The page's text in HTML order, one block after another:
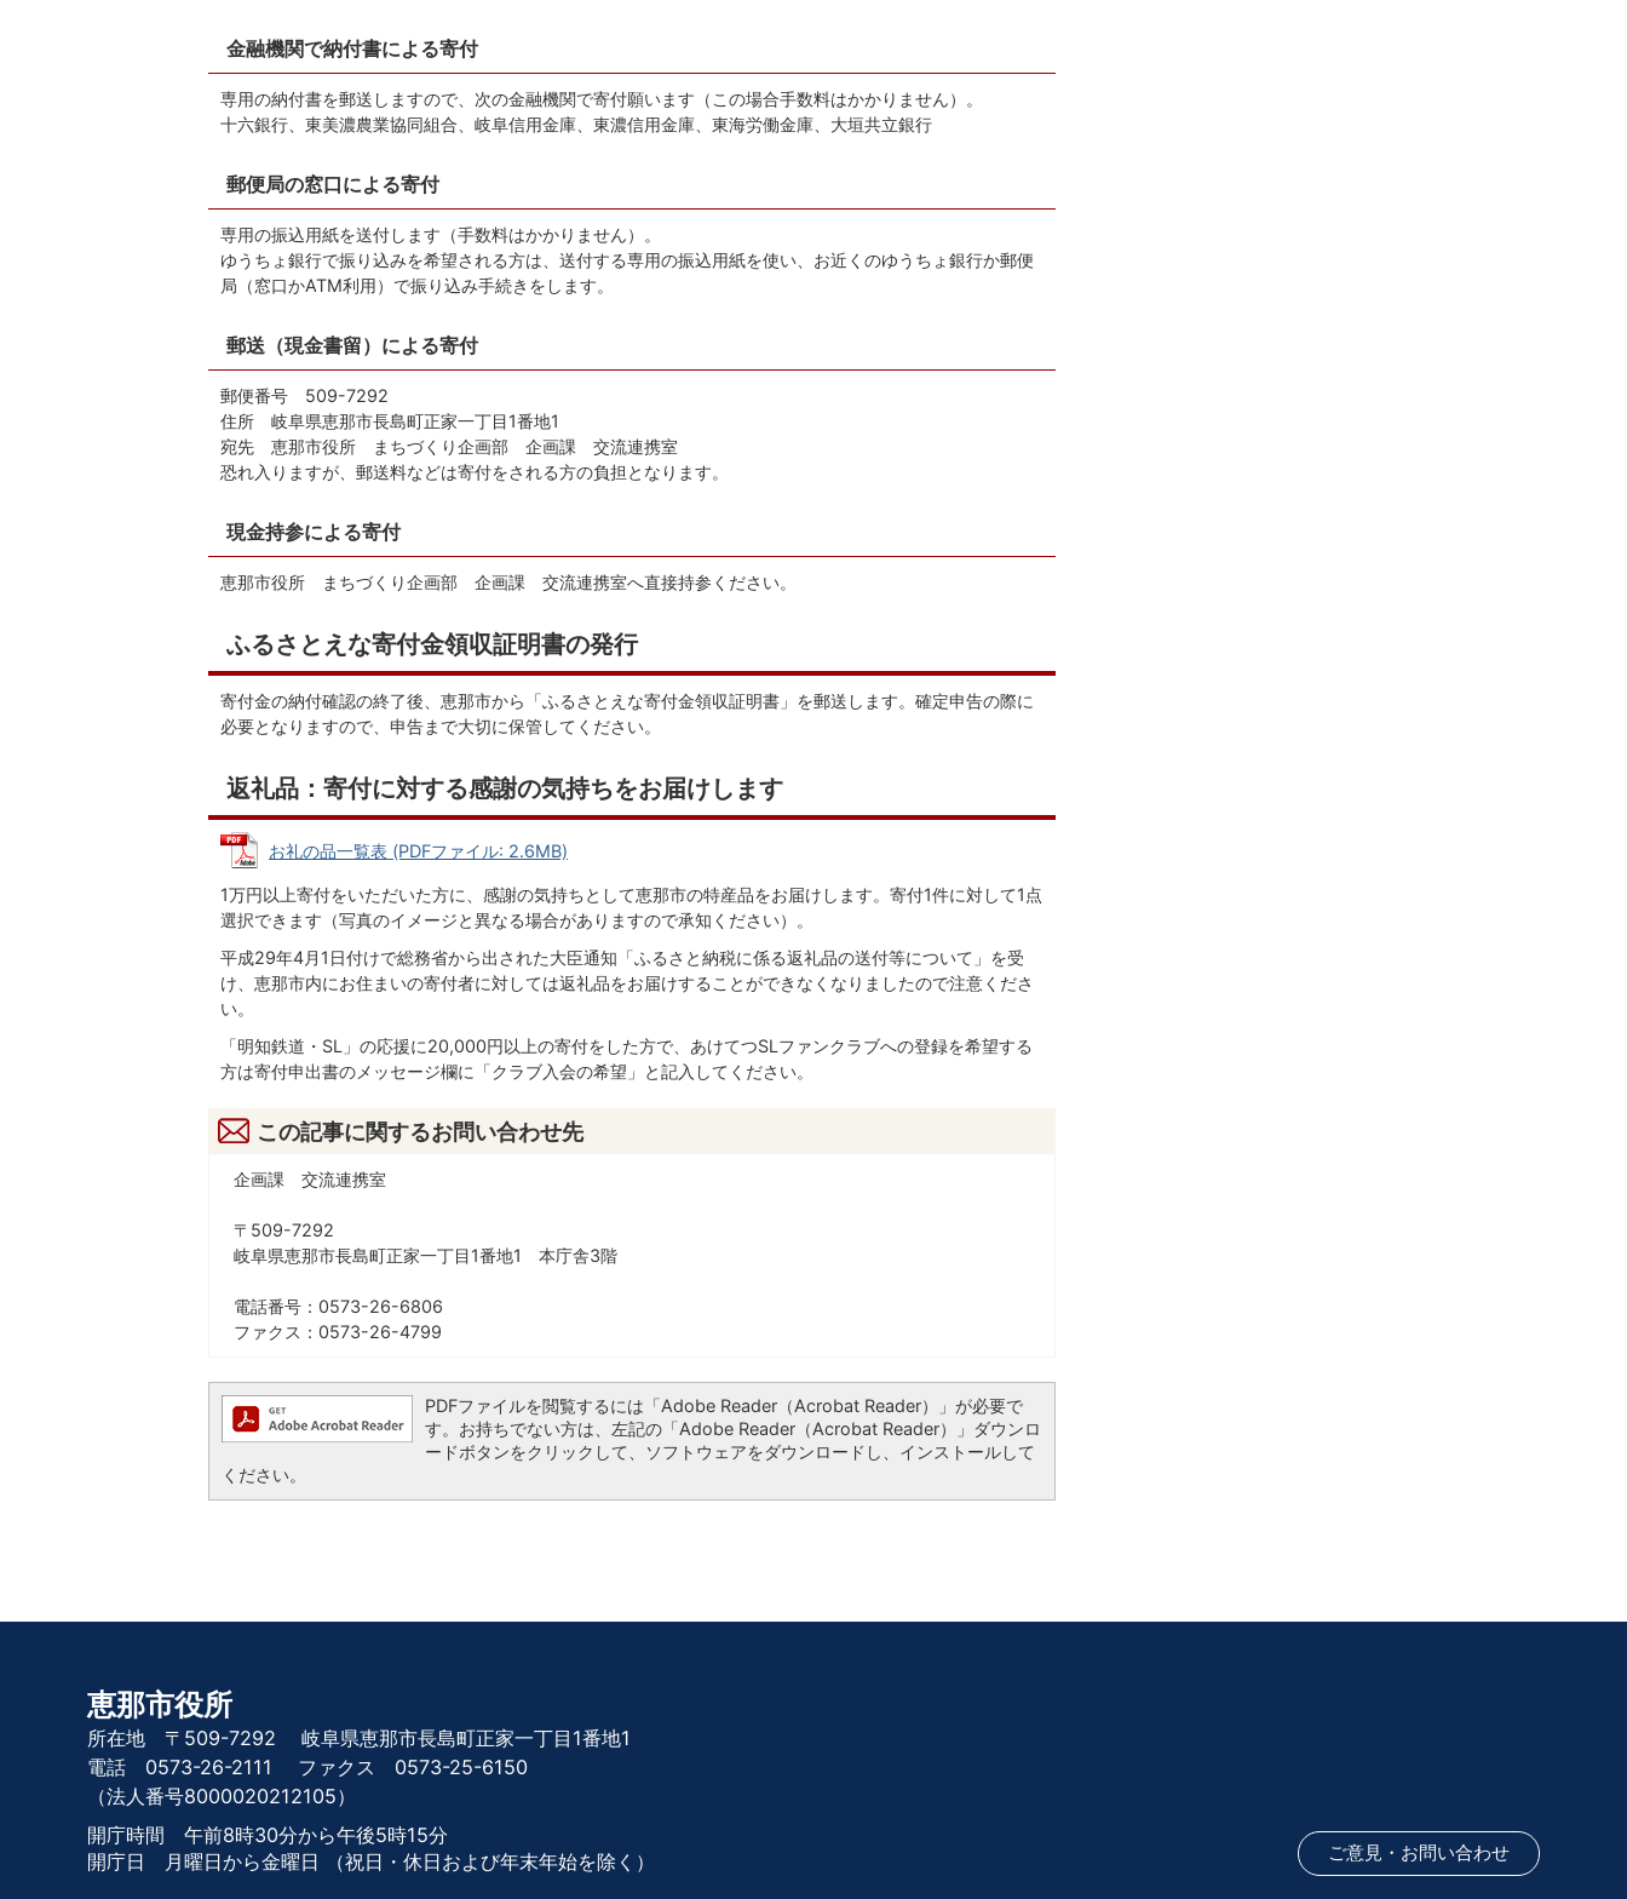
金融機関で納付書による寄付
専用の納付書を郵送しますので、次の金融機関で寄付願います（この場合手数料はかかりません）。
十六銀行、東美濃農業協同組合、岐阜信用金庫、東濃信用金庫、東海労働金庫、大垣共立銀行
郵便局の窓口による寄付
専用の振込用紙を送付します（手数料はかかりません）。
ゆうちょ銀行で振り込みを希望される方は、送付する専用の振込用紙を使い、お近くのゆうちょ銀行か郵便
局（窓口かATM利用）で振り込み手続きをします。
郵送（現金書留）による寄付
郵便番号 509-7292
住所 岐阜県恵那市長島町正家一丁目1番地1
宛先 恵那市役所 まちづくり企画部 企画課 交流連携室
恐れ入りますが、郵送料などは寄付をされる方の負担となります。
現金持参による寄付
恵那市役所 まちづくり企画部 企画課 交流連携室へ直接持参ください。
ふるさとえな寄付金領収証明書の発行
寄付金の納付確認の終了後、恵那市から「ふるさとえな寄付金領収証明書」を郵送します。確定申告の際に
必要となりますので、申告まで大切に保管してください。
返礼品：寄付に対する感謝の気持ちをお届けします
お礼の品一覧表 (PDFファイル: 2.6MB)
1万円以上寄付をいただいた方に、感謝の気持ちとして恵那市の特産品をお届けします。寄付1件に対して1点
選択できます（写真のイメージと異なる場合がありますので承知ください）。
平成29年4月1日付けで総務省から出された大臣通知「ふるさと納税に係る返礼品の送付等について」を受
け、恵那市内にお住まいの寄付者に対しては返礼品をお届けすることができなくなりましたので注意くださ
い。
「明知鉄道・SL」の応援に20,000円以上の寄付をした方で、あけてつSLファンクラブへの登録を希望する
方は寄付申出書のメッセージ欄に「クラブ入会の希望」と記入してください。
この記事に関するお問い合わせ先
企画課 交流連携室
〒509-7292
岐阜県恵那市長島町正家一丁目1番地1 本庁舎3階
電話番号：0573-26-6806
ファクス：0573-26-4799
PDFファイルを閲覧するには「Adobe Reader（Acrobat Reader）」が必要で
す。お持ちでない方は、左記の「Adobe Reader（Acrobat Reader）」ダウンロ
ードボタンをクリックして、ソフトウェアをダウンロードし、インストールして
ください。
恵那市役所
所在地 〒509-7292
岐阜県恵那市長島町正家一丁目1番地1
電話 0573-26-2111
ファクス 0573-25-6150
（法人番号8000020212105）
開庁時間 午前8時30分から午後5時15分
開庁日 月曜日から金曜日
（祝日・休日および年末年始を除く） ご意見・お問い合わせ